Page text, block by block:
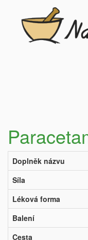
Doplněk názvu
Síla
Léková forma
Balení
Cesta